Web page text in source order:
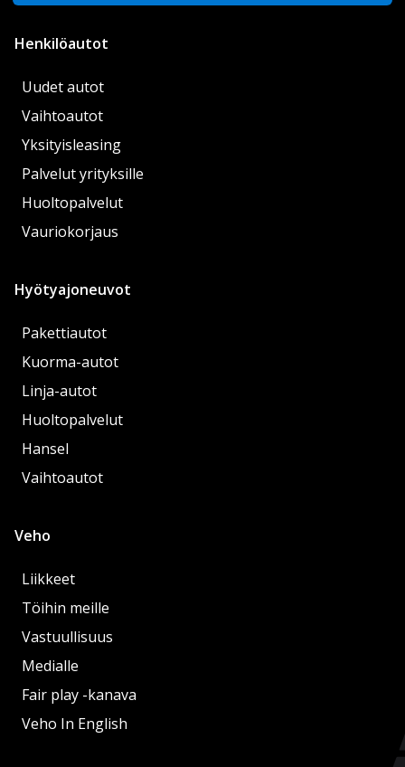
Henkilöautot
Uudet autot
Vaihtoautot
Yksityisleasing
Palvelut yrityksille
Huoltopalvelut
Vauriokorjaus
Hyötyajoneuvot
Pakettiautot
Kuorma-autot
Linja-autot
Huoltopalvelut
Hansel
Vaihtoautot
Veho
Liikkeet
Töihin meille
Vastuullisuus
Medialle
Fair play -kanava
Veho In English